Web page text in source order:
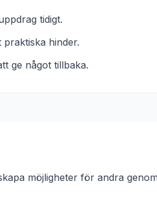
tidigt.
hinder.
ge något tillbaka.
möjligheter för andra